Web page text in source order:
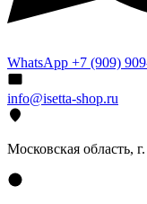
WhatsApp +7 (909)
info@isetta-shop.ru
Московская область,